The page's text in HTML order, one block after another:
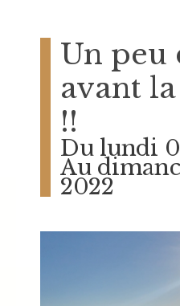
Un peu
avant
!!
Du lundi
Au
2022